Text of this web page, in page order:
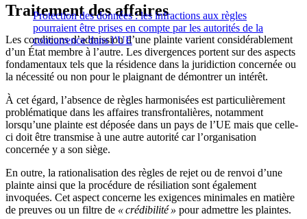
Protection des données : les infractions aux règles
pourraient être prises en compte par les autorités de la
concurrence dans l’UE
Traitement des affaires
Les conditions d’admission d’une plainte varient considérablement
d’un État membre à l’autre. Les divergences portent sur des aspects
fondamentaux tels que la résidence dans la juridiction concernée ou
la nécessité ou non pour le plaignant de démontrer un intérêt.
À cet égard, l’absence de règles harmonisées est particulièrement
problématique dans les affaires transfrontalières, notamment
lorsqu’une plainte est déposée dans un pays de l’UE mais que celle-
ci doit être transmise à une autre autorité car l’organisation
concernée y a son siège.
En outre, la rationalisation des règles de rejet ou de renvoi d’une
plainte ainsi que la procédure de résiliation sont également
invoquées. Cet aspect concerne les exigences minimales en matière
de preuves ou un filtre de « crédibilité » pour admettre les plaintes.